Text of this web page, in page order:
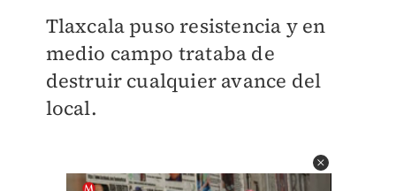
Tlaxcala puso resistencia y en
medio campo trataba de
destruir cualquier avance del
local.